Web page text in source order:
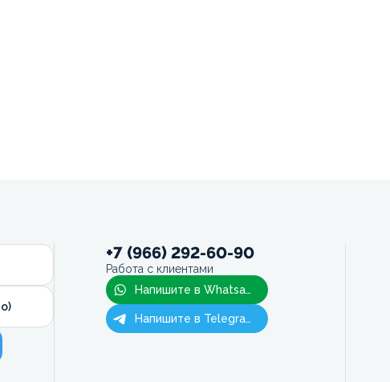
+7 (966) 292-60-90
Работа с клиентами
Напишите в Whatsapp
Напишите в Telegram